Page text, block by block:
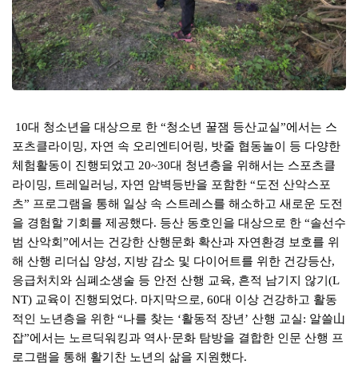
10대 청소년을 대상으로 한 “청소년 꿀잼 등산교실”에서는 스
포츠클라이밍, 자연 속 오리엔티어링, 밧줄 협동놀이 등 다양한
체험활동이 진행되었고 20~30대 청년층을 위해서는 스포츠클
라이밍, 트레일러닝, 자연 암벽등반을 포함한 “도전 산악스포
츠” 프로그램을 통해 일상 속 스트레스를 해소하고 새로운 도전
을 경험할 기회를 제공했다. 등산 동호인을 대상으로 한 “솔선수
범 산악회”에서는 건강한 산행문화 확산과 자연환경 보호를 위
해 산행 리더십 양성, 지방 감소 및 다이어트를 위한 건강등산,
응급처치와 심폐소생술 등 안전 산행 교육, 흔적 남기지 않기(L
NT) 교육이 진행되었다. 마지막으로, 60대 이상 건강하고 활동
적인 노년층을 위한 “나를 찾는 ‘활동적 장년’ 산행 교실: 알쓸山
잡”에서는 노르딕워킹과 역사·문화 탐방을 결합한 인문 산행 프
로그램을 통해 활기찬 노년의 삶을 지원했다.